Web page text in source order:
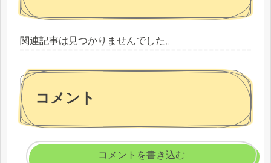
関連記事は見つかりませんでした。
コメント
コメントを書き込む